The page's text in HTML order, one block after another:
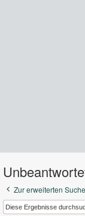
Zur erweiterten Suche